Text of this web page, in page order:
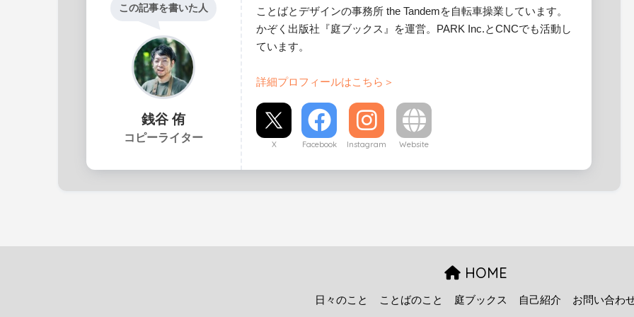
この記事を書いた人
銭谷 侑
コピーライター
ことばとデザインの事務所 the Tandemを自転車操業しています。
かぞく出版社『庭ブックス』を運営。PARK Inc.とCNCでも活動し
ています。
詳細プロフィールはこちら＞
X Facebook Instagram Website
HOME
日々のこと ことばのこと 庭ブックス 自己紹介 お問い合わ